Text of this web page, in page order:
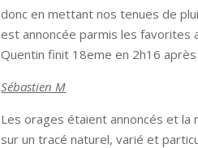
donc en mettant nos tenues de
est annoncée parmis les
Quentin finit 18eme en 2h16
Sébastien M
Les orages étaient annoncés et la
sur un tracé naturel, varié et